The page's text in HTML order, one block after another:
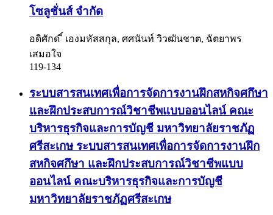
โซลูชั่นส์ จำกัด
อดิศักด ิ์ เองมหัสสกุล, ศศนันท์ วิวฒันชาต, ฉัตยาพร
เสมอใจ
119-134
ระบบสารสนเทศเพื่อการจัดการงานฝึกสหกิจศกึษา
และฝึกประสบการณ์วิชาชีพแบบออนไลน์ คณะ
บริหารธุรกิจและการบัญชี มหาวิทยาลัยราชภัฏ
ศรีสะเกษ ระบบสารสนเทศเพื่อการจัดการงานฝึก
สหกิจศกึษา และฝึกประสบการณ์วิชาชีพแบบ
ออนไลน์ คณะบริหารธุรกิจและการบัญชี
มหาวิทยาลัยราชภัฏศรีสะเกษ